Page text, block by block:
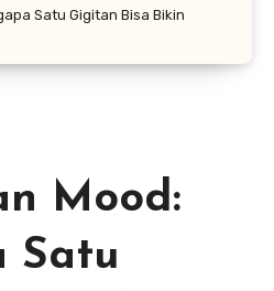
Satu Gigitan Bisa Bikin
Mood:
Satu